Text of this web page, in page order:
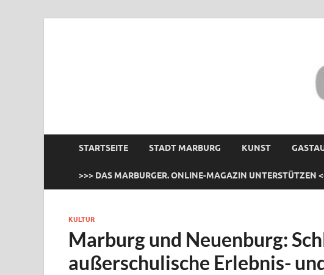
STARTSEITE STADT MARBURG KUNST
>>> DAS MARBURGER. ONLINE-MAGAZIN UNTERSTÜTZEN
KULTUR
Marburg und Neuenburg:
außerschulische Erlebnis-